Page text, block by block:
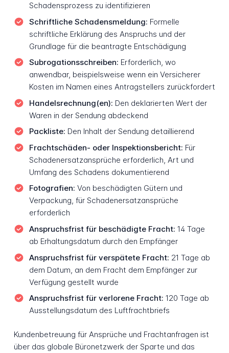
Schadensprozess zu identifizieren
Schriftliche Schadensmeldung: Formelle
schriftliche Erklärung des Anspruchs und der
Grundlage für die beantragte Entschädigung
Subrogationsschreiben: Erforderlich, wo
anwendbar, beispielsweise wenn ein Versicherer
Kosten im Namen eines Antragstellers zurückfordert
Handelsrechnung(en): Den deklarierten Wert der
Waren in der Sendung abdeckend
Packliste: Den Inhalt der Sendung detaillierend
Frachtschäden- oder Inspektionsbericht: Für
Schadenersatzansprüche erforderlich, Art und
Umfang des Schadens dokumentierend
Fotografien: Von beschädigten Gütern und
Verpackung, für Schadenersatzansprüche
erforderlich
Anspruchsfrist für beschädigte Fracht: 14 Tage
ab Erhaltungsdatum durch den Empfänger
Anspruchsfrist für verspätete Fracht: 21 Tage ab
dem Datum, an dem Fracht dem Empfänger zur
Verfügung gestellt wurde
Anspruchsfrist für verlorene Fracht: 120 Tage ab
Ausstellungsdatum des Luftfrachtbriefs
Kundenbetreuung für Ansprüche und Frachtanfragen ist
über das globale Büronetzwerk der Sparte und das